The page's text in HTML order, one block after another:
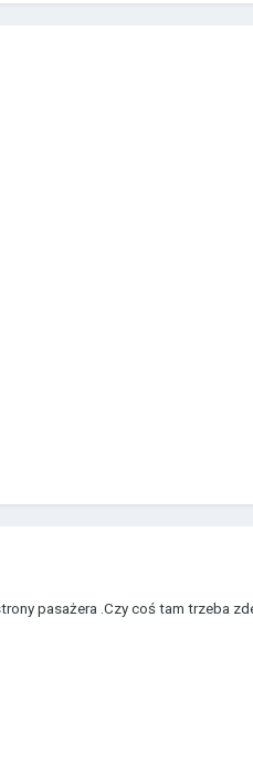
pasażera .Czy coś tam trzeba